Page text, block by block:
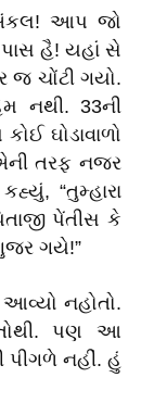
આપ જો
હૈ! યહાં સે
જ ચોંટી ગયો.
નથી. 33ની
ઘોડાવાળો
તરફ નજર
“તુમ્હારા
પેંતીસ કે
ગયે!”
નહોતો.
પણ આ
પીગળે નહીં. હું